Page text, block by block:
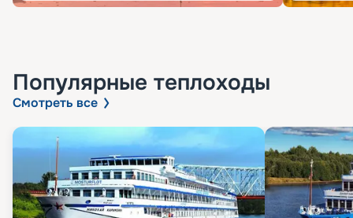
Популярные теплоходы
Смотреть все